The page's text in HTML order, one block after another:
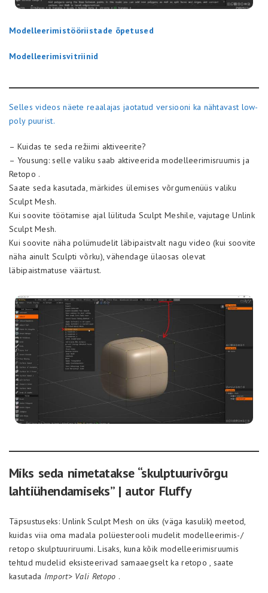
Modelleerimistööriistade õpetused
Modelleerimisvitriinid
Selles videos näete reaalajas jaotatud versiooni ka nähtavast low-
poly puurist.
– Kuidas te seda režiimi aktiveerite?
– Yousung: selle valiku saab aktiveerida modelleerimisruumis ja
Retopo .
Saate seda kasutada, märkides ülemises võrgumenüüs valiku
Sculpt Mesh.
Kui soovite töötamise ajal lülituda Sculpt Meshile, vajutage Unlink
Sculpt Mesh.
Kui soovite näha polümudelit läbipaistvalt nagu video (kui soovite
näha ainult Sculpti võrku), vähendage ülaosas olevat
läbipaistmatuse väärtust.
Miks seda nimetatakse “skulptuurivõrgu
lahtiühendamiseks” | autor Fluffy
Täpsustuseks: Unlink Sculpt Mesh on üks (väga kasulik) meetod,
kuidas viia oma madala polüesterooli mudelit modelleerimis-/
retopo skulptuuriruumi. Lisaks, kuna kõik modelleerimisruumis
tehtud mudelid eksisteerivad samaaegselt ka retopo , saate
kasutada Import> Vali Retopo .